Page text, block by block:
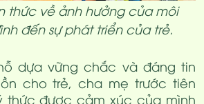
thức về ảnh hưởng của môi
đến sự phát triển của trẻ.
dựa vững chắc và đáng tin
cho trẻ, cha mẹ trước tiên
thức được cảm xúc của mình